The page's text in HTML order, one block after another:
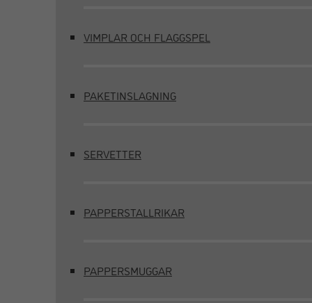
VIMPLAR OCH FLAGGSPEL
PAKETINSLAGNING
SERVETTER
PAPPERSTALLRIKAR
PAPPERSMUGGAR